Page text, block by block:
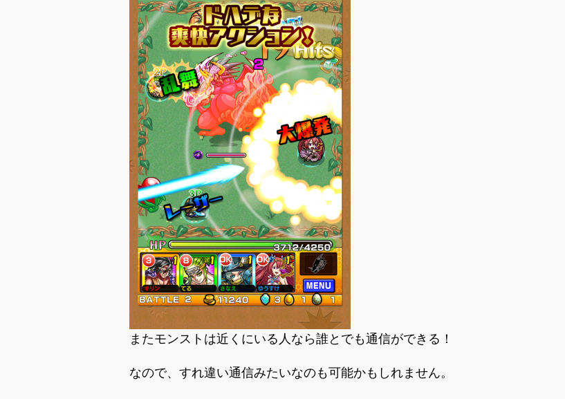
またモンストは近くにいる人なら誰とでも通信ができる！
なので、すれ違い通信みたいなのも可能かもしれません。